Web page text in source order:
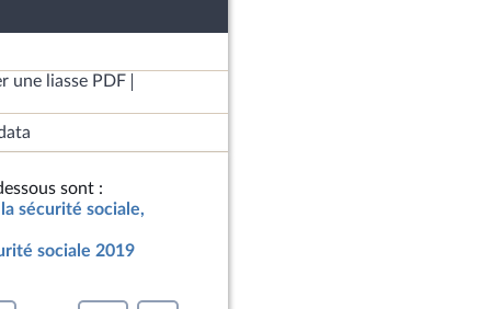
une liasse PDF
sont :
sécurité sociale,
sociale 2019